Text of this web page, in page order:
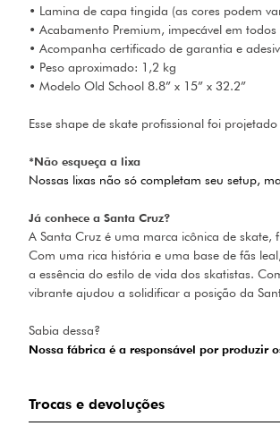
• Lamina de capa tingida (as cores podem
• Acabamento Premium, impecável em todos
• Acompanha certificado de garantia e
• Peso aproximado: 1,2 kg
• Modelo Old School 8.8” x 15” x 32.2”
Esse shape de skate profissional foi
*Não esqueça a lixa
Nossas lixas não só completam seu setup,
Já conhece a Santa Cruz?
A Santa Cruz é uma marca icônica de
Com uma rica história e uma base de fãs
a essência do estilo de vida dos skatistas.
vibrante ajudou a solidificar a posição da
Sabia dessa?
Nossa fábrica é a responsável por produzir
Trocas e devoluções